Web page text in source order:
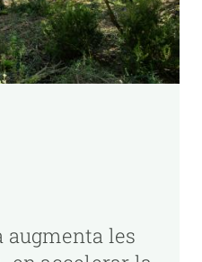
augmenta les